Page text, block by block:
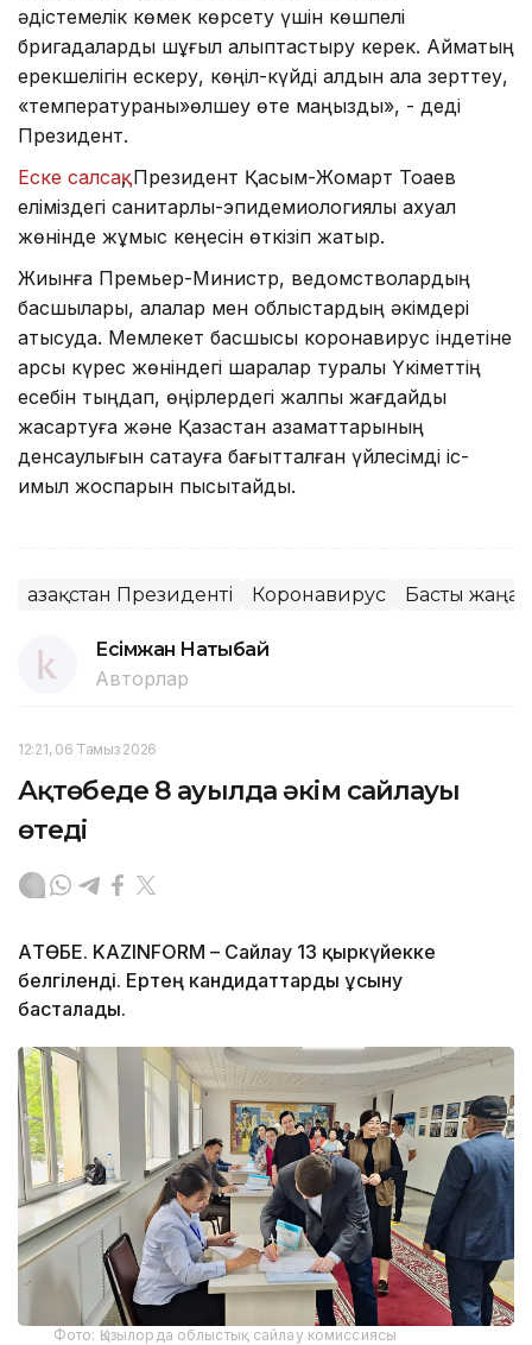
әдістемелік көмек көрсету үшін көшпелі
бригадаларды шұғыл қалыптастыру керек. Аймақтың
ерекшелігін ескеру, көңіл-күйді алдын ала зерттеу,
«температураны»өлшеу өте маңызды», - деді
Президент.
Еске салсақ, Президент Қасым-Жомарт Тоқаев
еліміздегі санитарлық-эпидемиологиялық ахуал
жөнінде жұмыс кеңесін өткізіп жатыр.
Жиынға Премьер-Министр, ведомстволардың
басшылары, қалалар мен облыстардың әкімдері
қатысуда. Мемлекет басшысы коронавирус індетіне
қарсы күрес жөніндегі шаралар туралы Үкіметтің
есебін тыңдап, өңірлердегі жалпы жағдайды
жақсартуға және Қазақстан азаматтарының
денсаулығын сақтауға бағытталған үйлесімді іс-
қимыл жоспарын пысықтайды.
Қазақстан Президенті Коронавирус Басты
Есімжан Нақтыбай
Авторлар
12:21, 06 Тамыз 2026
Ақтөбеде 8 ауылда әкім сайлауы
өтеді
АҚТӨБЕ. KAZINFORM – Сайлау 13 қыркүйекке
белгіленді. Ертең кандидаттарды ұсыну
басталады.
Фото: Қызылорда облыстық сайлау комиссиясы